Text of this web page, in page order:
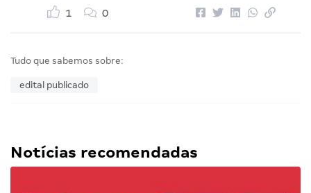
1 0
Tudo que sabemos sobre:
edital publicado
Notícias recomendadas